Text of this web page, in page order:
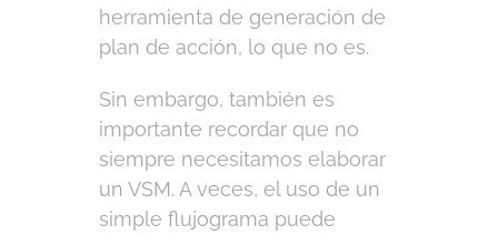
herramienta de generación de
plan de acción, lo que no es.
Sin embargo, también es
importante recordar que no
siempre necesitamos elaborar
un VSM. A veces, el uso de un
simple flujograma puede